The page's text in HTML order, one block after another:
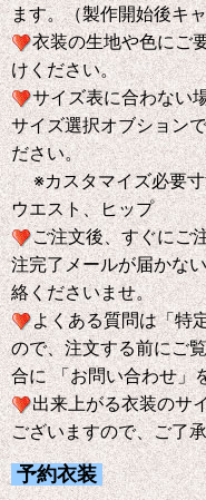
ます。（製作開始後キ
衣装の生地や色にご
けください。
サイズ表に合わない
サイズ選択オブション
ださい。
※カスタマイズ必要
ウエスト、ヒップ
ご注文後、すぐにご
注完了メールが届かな
絡くださいませ。
よくある質問は「特
ので、注文する前にご
合に 「お問い合わせ」
出来上がる衣装のサ
ございますので、ご了
予約衣装